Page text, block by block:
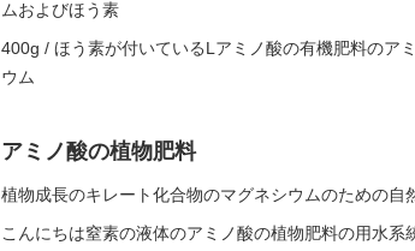
ムおよびほう素
400g / ほう素が付いているLアミノ酸の有機肥料のア
ウム
アミノ酸の植物肥料
植物成長のキレート化合物のマグネシウムのための自
こんにちは窒素の液体のアミノ酸の植物肥料の用水系